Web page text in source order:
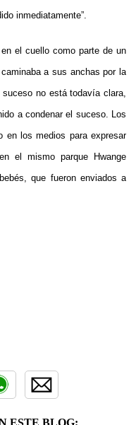
inmediatamente”.
el cuello como parte de un
a sus anchas por la
no está todavía clara,
a condenar el suceso. Los
en los medios para expresar
el mismo parque Hwange
que fueron enviados a
ESTE BLOG: